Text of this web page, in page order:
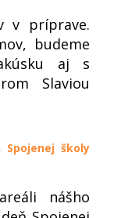
v príprave.
budeme
aj s
Slaviou
školy
nášho